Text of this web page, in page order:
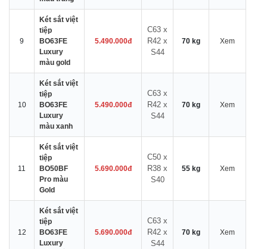
9
Két sắt việt
tiệp
BO63FE
Luxury
màu gold
5.490.000đ
C63 x
R42 x
S44
70 kg Xem
10
Két sắt việt
tiệp
BO63FE
Luxury
màu xanh
5.490.000đ
C63 x
R42 x
S44
70 kg Xem
11
Két sắt việt
tiệp
BO50BF
Pro màu
Gold
5.690.000đ
C50 x
R38 x
S40
55 kg Xem
12
Két sắt việt
tiệp
BO63FE
Luxury
5.690.000đ
C63 x
R42 x
S44
70 kg Xem